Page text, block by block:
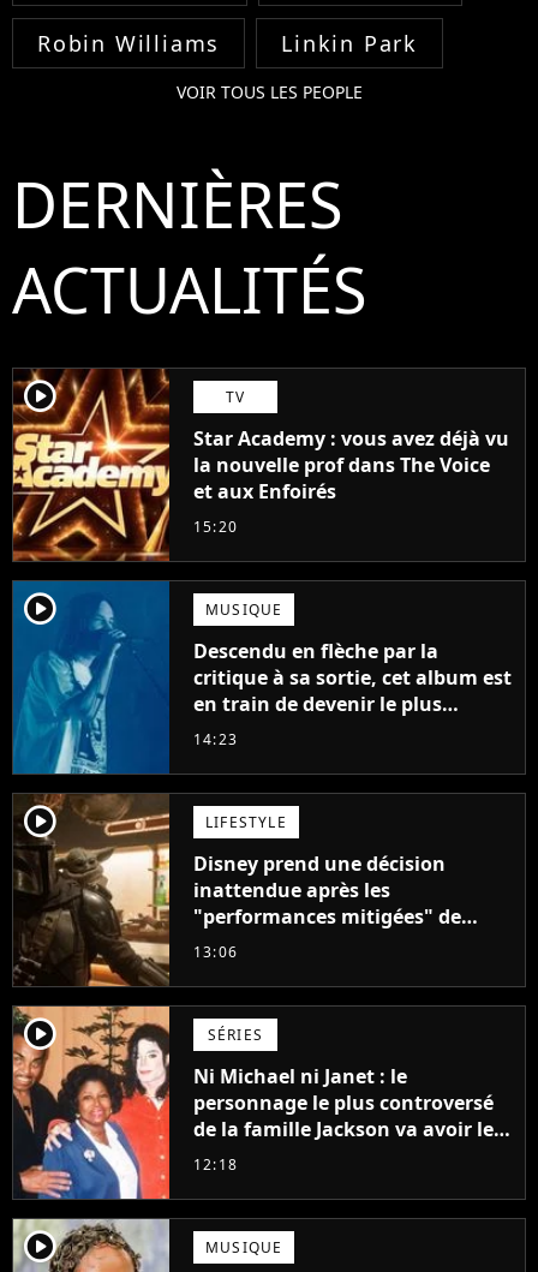
Robin Williams Linkin Park
VOIR TOUS LES PEOPLE
DERNIÈRES
ACTUALITÉS
player2 TV
Star Academy : vous avez déjà vu
la nouvelle prof dans The Voice
et aux Enfoirés
15:20
player2 MUSIQUE
Descendu en flèche par la
critique à sa sortie, cet album est
en train de devenir le plus
populaire de son auteur
14:23
player2 LIFESTYLE
Disney prend une décision
inattendue après les
"performances mitigées" de
Vaiana et The Mandalorian &
13:06
player2 SÉRIES
Ni Michael ni Janet : le
personnage le plus controversé
de la famille Jackson va avoir le
droit à sa propre série
12:18
player2 MUSIQUE